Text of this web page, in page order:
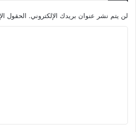
لن يتم نشر عنوان بريدك الإلكتروني. الحقول
ق